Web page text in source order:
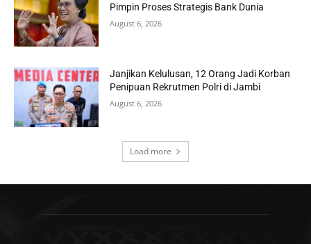
Pimpin Proses Strategis Bank Dunia
August 6, 2026
Janjikan Kelulusan, 12 Orang Jadi Korban
Penipuan Rekrutmen Polri di Jambi
August 6, 2026
Load more